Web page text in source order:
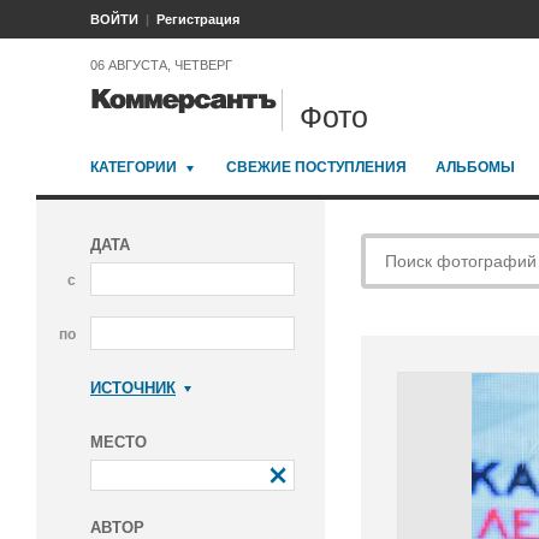
ВОЙТИ Регистрация
06 АВГУСТА, ЧЕТВЕРГ
Фото
КАТЕГОРИИ СВЕЖИЕ ПОСТУПЛЕНИЯ АЛЬБОМЫ
ДАТА
с
по
ИСТОЧНИК
МЕСТО
АВТОР